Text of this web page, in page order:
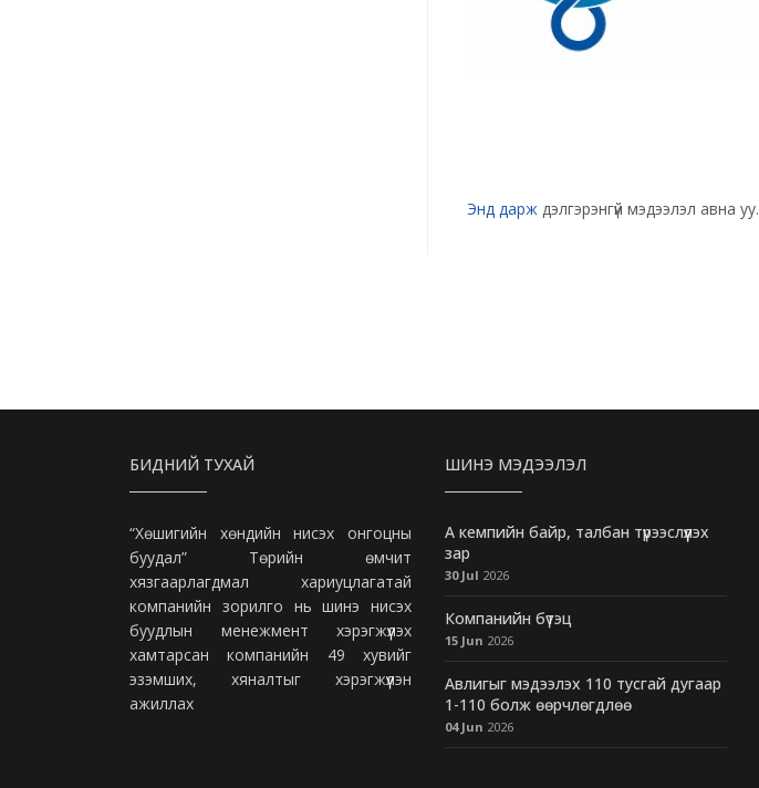
Энд дарж дэлгэрэнгүй мэдээлэл авна уу.
БИДНИЙ ТУХАЙ
“Хөшигийн хөндийн нисэх онгоцны
буудал” Төрийн өмчит
хязгаарлагдмал хариуцлагатай
компанийн зорилго нь шинэ нисэх
буудлын менежмент хэрэгжүүлэх
хамтарсан компанийн 49 хувийг
эзэмших, хяналтыг хэрэгжүүлэн
ажиллах
ШИНЭ МЭДЭЭЛЭЛ
А кемпийн байр, талбан түрээслүүлэх
зар
30 Jul 2026
Компанийн бүтэц
15 Jun 2026
Авлигыг мэдээлэх 110 тусгай дугаар
1-110 болж өөрчлөгдлөө
04 Jun 2026